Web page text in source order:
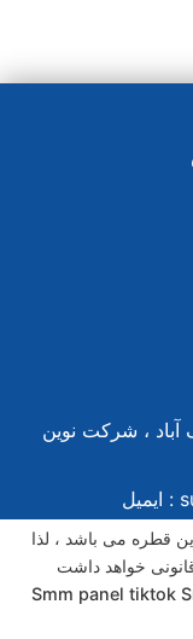
، شرکت نوین
ایمیل :
قطره می باشد ، لذا
Smm panel tiktok